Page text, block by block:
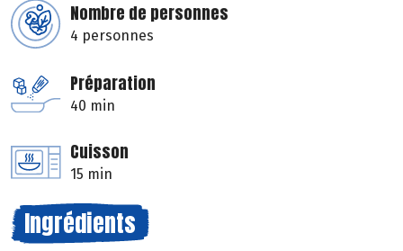
Nombre de personnes
4 personnes
Préparation
40 min
Cuisson
15 min
Ingrédients